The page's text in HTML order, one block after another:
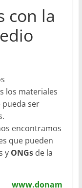
con la
los materiales
ser
encontramos
que pueden
y ONGsde la
www.donam